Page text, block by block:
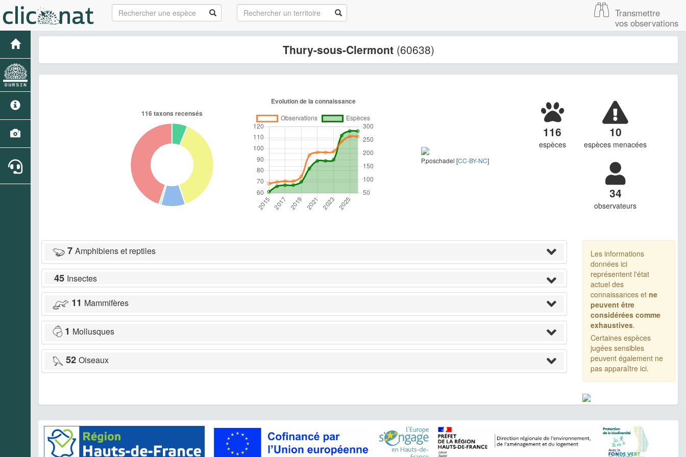
Transmettre
vos observations
Thury-sous-Clermont (60638)
P.poschadel [CC-BY-NC]
116
espèces
10
espèces menacées
34
observateurs
7 Amphibiens et reptiles
45 Insectes
11 Mammifères
1 Mollusques
52 Oiseaux
Les informations
données ici
représentent l'état
actuel des
connaissances et ne
peuvent être
considérées comme
exhaustives.
Certaines espèces
jugées sensibles
peuvent également ne
pas apparaître ici.